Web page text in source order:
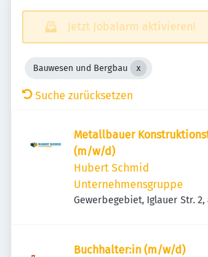
Jetzt Jobalarm aktivieren!
Bauwesen und Bergbau
Suche zurücksetzen
Metallbauer
(m/w/d)
Hubert Schmid
Unternehmensgruppe
Gewerbegebiet, Iglauer Str. 2,
Buchhalter:in (m/w/d)